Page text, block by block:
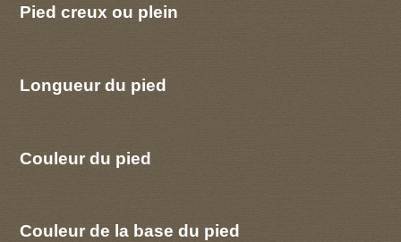
Pied creux ou plein
Longueur du pied
Couleur du pied
Couleur de la base du pied